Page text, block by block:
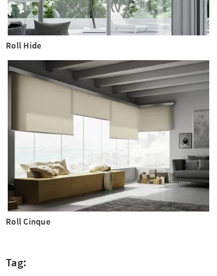
Roll Hide
Roll Cinque
Tag: